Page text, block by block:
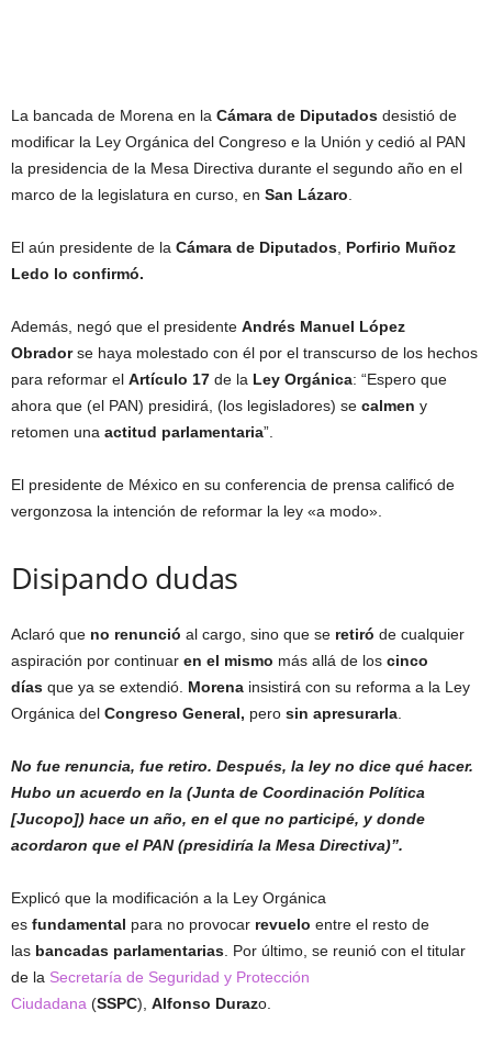
La bancada de Morena en la Cámara de Diputados desistió de
modificar la Ley Orgánica del Congreso e la Unión y cedió al PAN
la presidencia de la Mesa Directiva durante el segundo año en el
marco de la legislatura en curso, en San Lázaro
El aún presidente de la Cámara de Diputados Porfirio Muñoz
Ledo lo confirmó.
Además, negó que el presidente Andrés Manuel López
Obradorse haya molestado con él por el transcurso de los hechos
para reformar el Artículo 17 de la Ley Orgánica: “Espero que
ahora que (el PAN) presidirá, (los legisladores) se calmen y
retomen una actitud parlamentaria”.
El presidente de México en su conferencia de prensa calificó de
vergonzosa la intención de reformar la ley «a modo».
Disipando dudas
Aclaró que no renunció al cargo, sino que se retiró de cualquier
aspiración por continuar en el mismo más allá de los cinco
días que ya se extendió. Morena insistirá con su reforma a la Ley
Orgánica del Congreso General, pero sin apresurarla
No fue renuncia, fue retiro. Después, la ley no dice qué hacer.
Hubo un acuerdo en la (Junta de Coordinación Política
[Jucopo]) hace un año, en el que no participé, y donde
acordaron que el PAN (presidiría la Mesa Directiva)”.
Explicó que la modificación a la Ley Orgánica
es fundamental para no provocar revuelo entre el resto de
las bancadas parlamentarias . Por último, se reunió con el titular
de la Secretaría de Seguridad y Protección
Ciudadana (SSPC), Alfonso Durazo.